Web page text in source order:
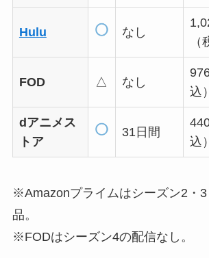
Hulu なし
（
FOD △ なし
込）
dアニメス
トア
31日間
込）
※Amazonプライムはシーズン2・
品。
※FODはシーズン4の配信なし。